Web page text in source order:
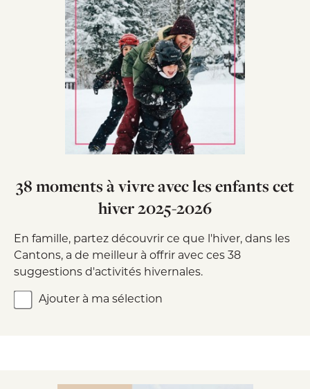
38 moments à vivre avec les enfants cet
hiver 2025-2026
En famille, partez découvrir ce que l'hiver, dans les
Cantons, a de meilleur à offrir avec ces 38
suggestions d'activités hivernales.
Ajouter à ma sélection